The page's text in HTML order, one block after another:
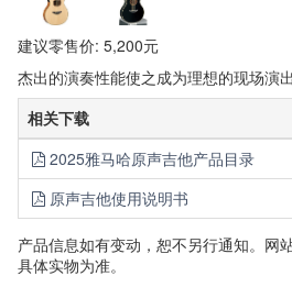
建议零售价: 5,200元
杰出的演奏性能使之成为理想的现场演
相关下载
2025雅马哈原声吉他产品目录
原声吉他使用说明书
产品信息如有变动，恕不另行通知。网
具体实物为准。